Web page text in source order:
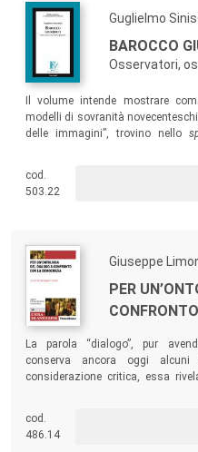
Guglielmo
BAROCCO
Osservatori,
Il volume intende mostrare
modelli di sovranità
delle immagini”, trovino nello
privilegiata per interpretare e
sembrano piegarsi fin quasi a
più il suo volto fra folle
cod.
503.22
Giuseppe
PER
La parola “dialogo”, pur
conserva ancora oggi alcuni
considerazione critica, essa
sociali, circostanziali, storici,
necessariamente confrontarsi,
triplicemente caratterizzata: il
cod.
486.14